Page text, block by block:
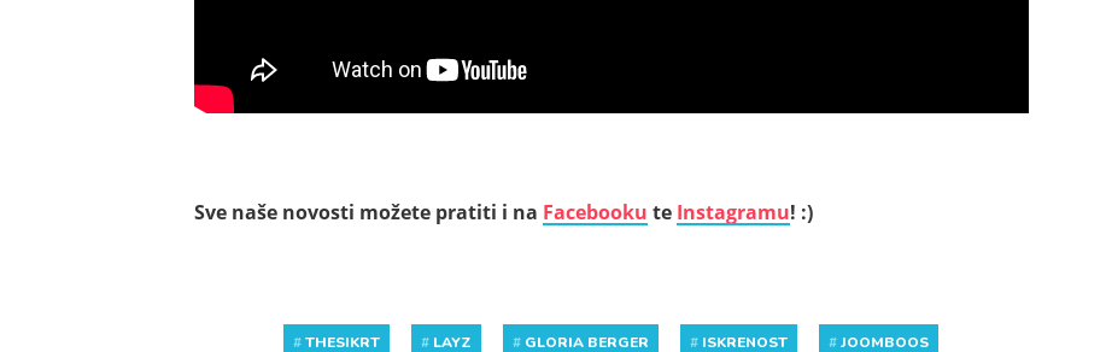
Sve naše novosti možete pratiti i na Facebooku te Instagramu! :)
#THESIKRT # LAYZ # GLORIA BERGER # ISKRENOST #JOOMBOOS